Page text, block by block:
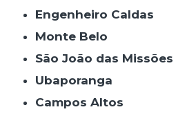
Engenheiro Caldas
Monte Belo
São João das Missões
Ubaporanga
Campos Altos